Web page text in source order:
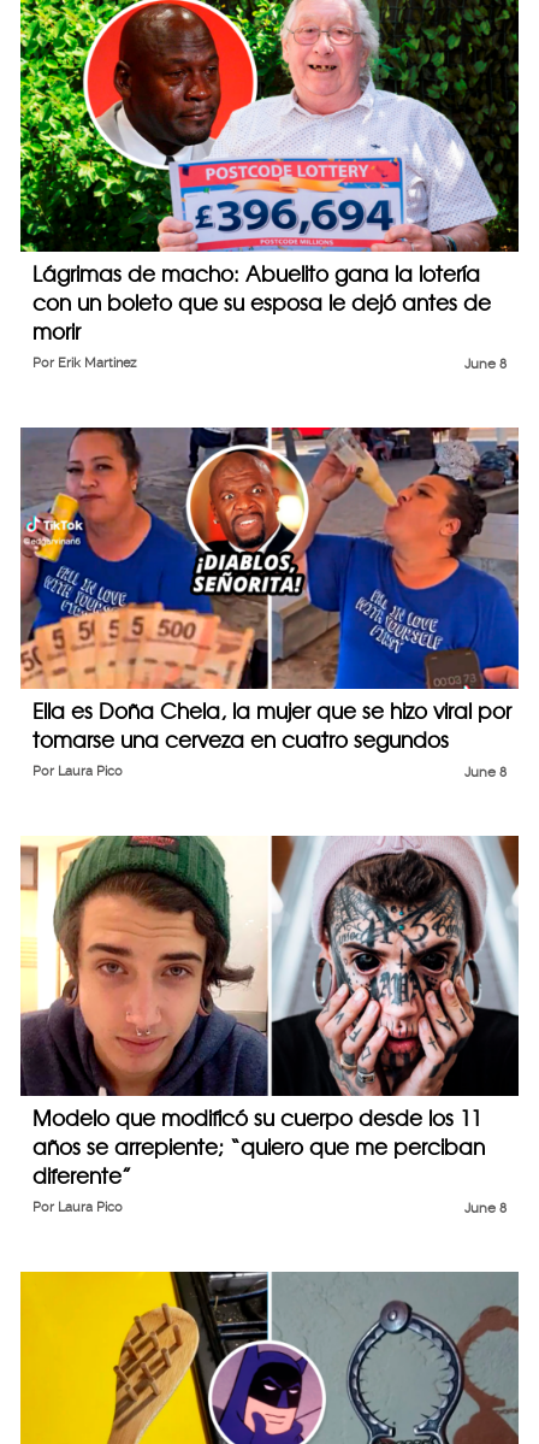
Lágrimas de macho: Abuelito gana la lotería
con un boleto que su esposa le dejó antes de
morir
June 8
Por Erik Martinez
Ella es Doña Chela, la mujer que se hizo viral por
tomarse una cerveza en cuatro segundos
June 8
Por Laura Pico
Modelo que modificó su cuerpo desde los 11
años se arrepiente; “quiero que me perciban
diferente”
June 8
Por Laura Pico